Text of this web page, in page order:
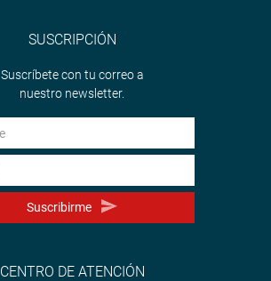
SUSCRIPCIÓN
Suscríbete con tu correo a
nuestro newsletter.
Suscribirme
CENTRO DE ATENCIÓN